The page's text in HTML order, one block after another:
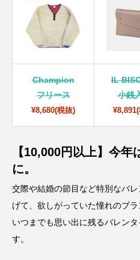
Champion
フリース
¥8,680(税抜)
IL
小銭
【10,000円以上】今
に。
交際や結婚の節目など特別なバ
げて、欲しがっていた憧れのブ
いつまでも思い出に残るバレン
す。